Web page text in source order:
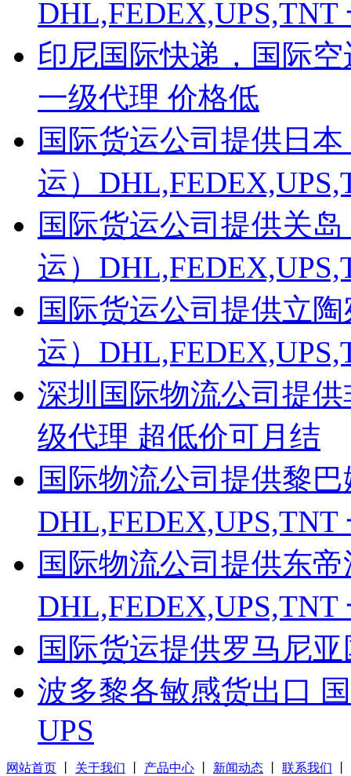
印尼国际快递，国际
一级代理 价格低
国际货运公司提供日
运）
国际货运公司提供关
运）
国际货运公司提供立
运）
深圳国际物流公司提
级代理 超低价可月结
国际物流公司提供黎
国际物流公司提供东
国际货运提供罗马尼
波多黎各敏感货出口
UPS
网站首页 关于我们 产品中心 新闻动态 联系我们